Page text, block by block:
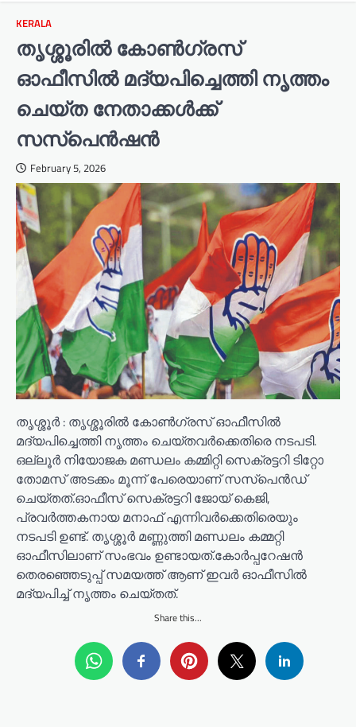
KERALA
തൃശ്ശൂരിൽ കോൺഗ്രസ്
ഓഫീസിൽ മദ്യപിച്ചെത്തി നൃത്തം
ചെയ്ത നേതാക്കള്‍ക്ക്
സസ്‌പെന്‍ഷന്‍
February 5, 2026
തൃശ്ശൂർ : തൃശ്ശൂരിൽ കോൺഗ്രസ് ഓഫീസിൽ
മദ്യപിച്ചെത്തി നൃത്തം ചെയ്തവർക്കെതിരെ നടപടി.
ഒല്ലൂർ നിയോജക മണ്ഡലം കമ്മിറ്റി സെക്രട്ടറി ടിറ്റോ
തോമസ് അടക്കം മൂന്ന് പേരെയാണ് സസ്പെൻ‍ഡ്
ചെയ്തത്.ഓഫീസ് സെക്രട്ടറി ജോയ് കെജി,
പ്രവർത്തകനായ മനാഫ് എന്നിവർക്കെതിരെയും
നടപടി ഉണ്ട്. തൃശ്ശൂർ മണ്ണുത്തി മണ്ഡലം കമ്മറ്റി
ഓഫീസിലാണ് സംഭവം ഉണ്ടായത്.കോർപ്പറേഷൻ
തെരഞ്ഞെടുപ്പ് സമയത്ത് ആണ് ഇവർ ഓഫീസിൽ
മദ്യപിച്ച് നൃത്തം ചെയ്തത്.
Share this...